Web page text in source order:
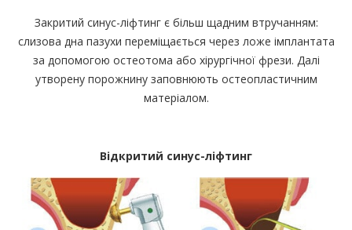
Закритий синус-ліфтинг є більш щадним втручанням:
слизова дна пазухи переміщається через ложе імплантата
за допомогою остеотома або хірургічної фрези. Далі
утворену порожнину заповнюють остеопластичним
матеріалом.
Відкритий синус-ліфтинг